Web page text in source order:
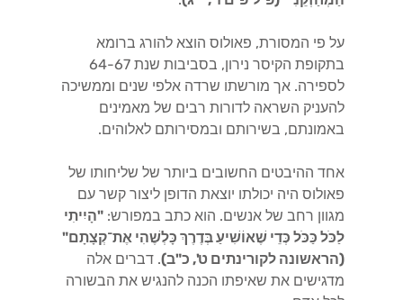
על פי המסורת, פאולוס הוצא להורג ברומא
בתקופת הקיסר נירון, בסביבות שנת 64-67
לספירה. אך מורשתו שרדה אלפי שנים וממשיכה
להעניק השראה לדורות רבים של מאמינים
באמונתם, בשירותם ובמסירותם לאלוהים.
אחד ההיבטים החשובים ביותר של שליחותו של
פאולוס היה יכולתו יוצאת הדופן ליצור קשר עם
מגוון רחב של אנשים. הוא כתב במפורש: "הָיִיתִי
לַכֹּל כַּכֹּל כְּדֵי שֶׁאוֹשִׁיעַ בְּדֶרֶךְ כָּלְשֶׁהִי אֶת־קְצָתָם"
(הראשונה לקורינתים ט', כ"ב). דברים אלה
מדגישים את שאיפתו הכנה להנגיש את הבשורה